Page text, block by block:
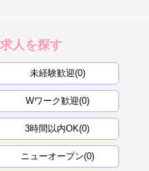
人を探す
未経験歓迎(0)
Wワーク歓迎(0)
3時間以内OK(0)
ニューオープン(0)